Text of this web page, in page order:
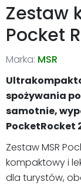
Zestaw
Pocket
Marka: MSR
spożywania
samotnie,
PocketRocket
Zestaw MSR
kompaktowy i
dla turystów,